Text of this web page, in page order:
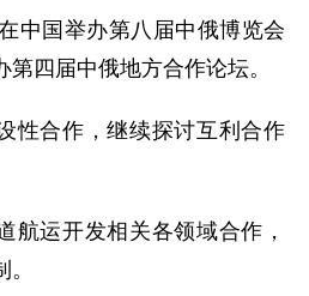
中国举办第八届中俄博览会
四届中俄地方合作论坛。
合作，继续探讨互利合作
运开发相关各领域合作，